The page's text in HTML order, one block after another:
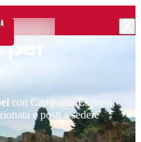
per
con Campania Express,
e posti a sedere